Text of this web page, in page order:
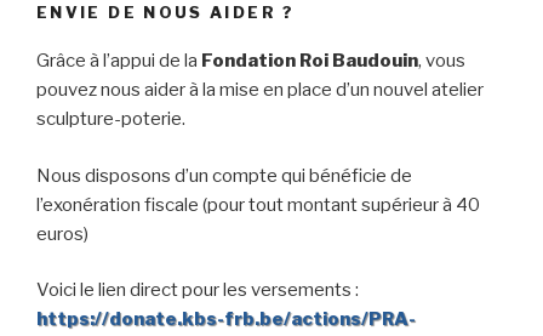
ENVIE DE NOUS AIDER ?
Grâce à l’appui de la Fondation Roi Baudouin, vous
pouvez nous aider à la mise en place d’un nouvel atelier
sculpture-poterie.
Nous disposons d’un compte qui bénéficie de
l’exonération fiscale (pour tout montant supérieur à 40
euros)
Voici le lien direct pour les versements :
https://donate.kbs-frb.be/actions/PRA-